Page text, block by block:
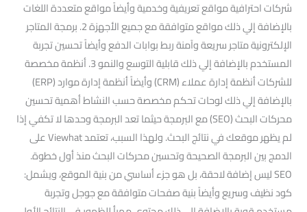
شركات احترافية مواقع تعريفية وخدمية وأيضاً مواقع متعددة اللغات
بالإضافة إلي ذلك مواقع متوافقة مع جميع الأجهزة 2. برمجة المتاجر
الإلكترونية متاجر سريعة وآمنة ربط بوابات الدفع وأيضاً تحسين تجربة
المستخدم بالإضافة إلي ذلك قابلية التوسع والنمو 3. أنظمة مخصصة
للشركات أنظمة إدارة عملاء (CRM) وأيضاً أنظمة إدارة موارد (ERP)
بالإضافة إلي ذلك لوحات تحكم مخصصة حسب النشاط أهمية تحسين
محركات البحث (SEO) مع البرمجة حيثما تعد البرمجة وحدها لا تكفي إذا
لم يظهر موقعك في نتائج البحث. ولهذا السبب، تعتمد Viewhat على
الدمج بين البرمجة الصحيحة وتحسين محركات البحث منذ أول خطوة.
SEO ليس إضافة لاحقة، بل هو جزء أساسي من بنية الموقع، ويشمل:
كود نظيف وسريع وأيضاً بنية صفحات متوافقة مع جوجل وتجربة